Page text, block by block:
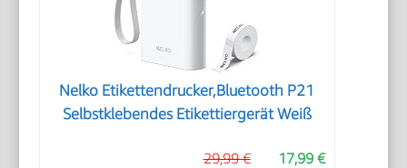
Nelko Etikettendrucker,Bluetooth P21
Selbstklebendes Etikettiergerät Weiß
17,99 €
29,99 €